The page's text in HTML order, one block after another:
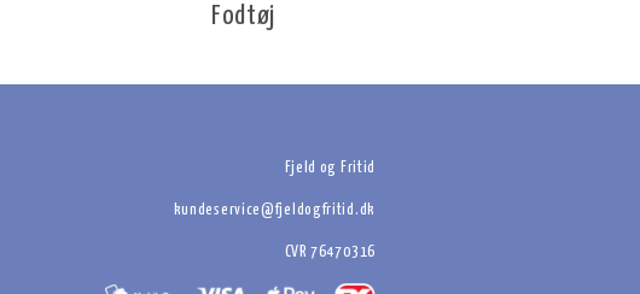
Fodtøj
Fjeld og Fritid
kundeservice@fjeldogfritid.dk
CVR 76470316